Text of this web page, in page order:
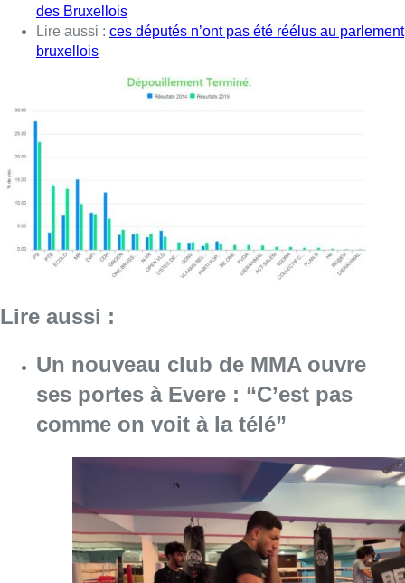
des Bruxellois
Lire aussi : ces députés n’ont pas été réélus au parlement
bruxellois
Lire aussi :
Un nouveau club de MMA ouvre
ses portes à Evere : “C’est pas
comme on voit à la télé”